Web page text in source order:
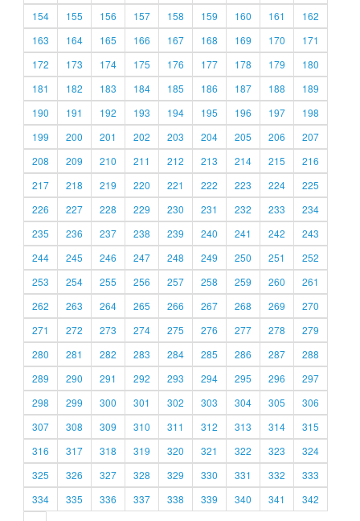
154
155 156 157 158 159 160 161
162
163
164 165 166 167 168 169 170
171
172
173 174 175 176 177 178 179
180
181
182 183 184 185 186 187 188
189
190
191 192 193 194 195 196 197
198
199
200 201 202 203 204 205 206
207
208
209 210 211 212 213 214 215
216
217
218 219 220 221 222 223 224
225
226
227 228 229 230 231 232 233
234
235
236 237 238 239 240 241 242
243
244
245 246 247 248 249 250 251
252
253
254 255 256 257 258 259 260
261
262
263 264 265 266 267 268 269
270
271
272 273 274 275 276 277 278
279
280
281 282 283 284 285 286 287
288
289
290 291 292 293 294 295 296
297
298
299 300 301 302 303 304 305
306
307
308 309 310 311 312 313 314
315
316
317 318 319 320 321 322 323
324
325
326 327 328 329 330 331 332
333
334
335 336 337 338 339 340 341
342